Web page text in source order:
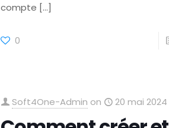
compte […]
0
Soft4One-Admin on 20 mai 2024